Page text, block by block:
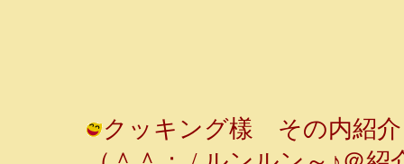
クッキング樣 その内紹